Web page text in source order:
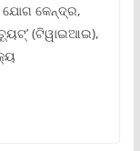
ଯୋଗ କେନ୍ଦ୍ର,
(ଟିୱାଇଆଇ),